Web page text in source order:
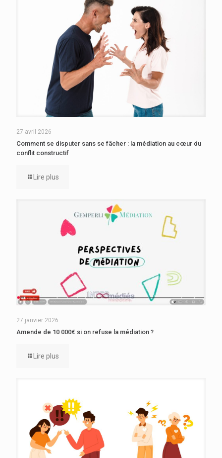
27 avril 2026
Comment se disputer sans se fâcher : la médiation au cœur du
conflit constructif
Lire plus
27 janvier 2026
Amende de 10 000€ si on refuse la médiation ?
Lire plus